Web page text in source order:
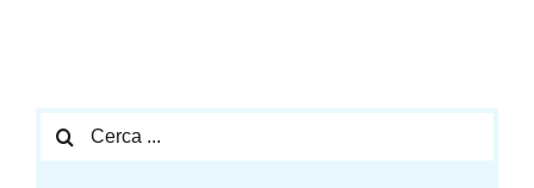
Cerca
per: